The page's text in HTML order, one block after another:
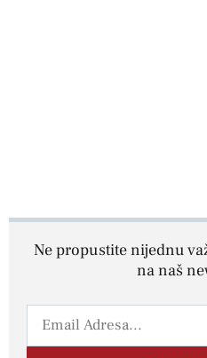
Ne propustite nijednu
na naš